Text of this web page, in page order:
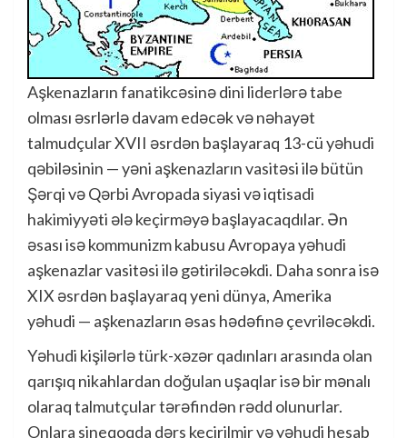
Aşkenazların fanatikcəsinə dini liderlərə tabe
olması əsrlərlə davam edəcək və nəhayət
talmudçular XVII əsrdən başlayaraq 13-cü yəhudi
qəbiləsinin — yəni aşkenazların vasitəsi ilə bütün
Şərqi və Qərbi Avropada siyasi və iqtisadi
hakimiyyəti ələ keçirməyə başlayacaqdılar. Ən
əsası isə kommunizm kabusu Avropaya yəhudi
aşkenazlar vasitəsi ilə gətiriləcəkdi. Daha sonra isə
XIX əsrdən başlayaraq yeni dünya, Amerika
yəhudi — aşkenazların əsas hədəfinə çevriləcəkdi.
Yəhudi kişilərlə türk-xəzər qadınları arasında olan
qarışıq nikahlardan doğulan uşaqlar isə bir mənalı
olaraq talmutçular tərəfindən rədd olunurlar.
Onlara sineqoqda dərs keçirilmir və yəhudi hesab